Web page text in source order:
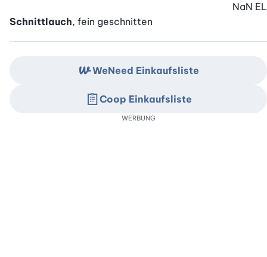
Schnittlauch, fein geschnitten
NaN EL
WeNeed Einkaufsliste
Coop Einkaufsliste
WERBUNG